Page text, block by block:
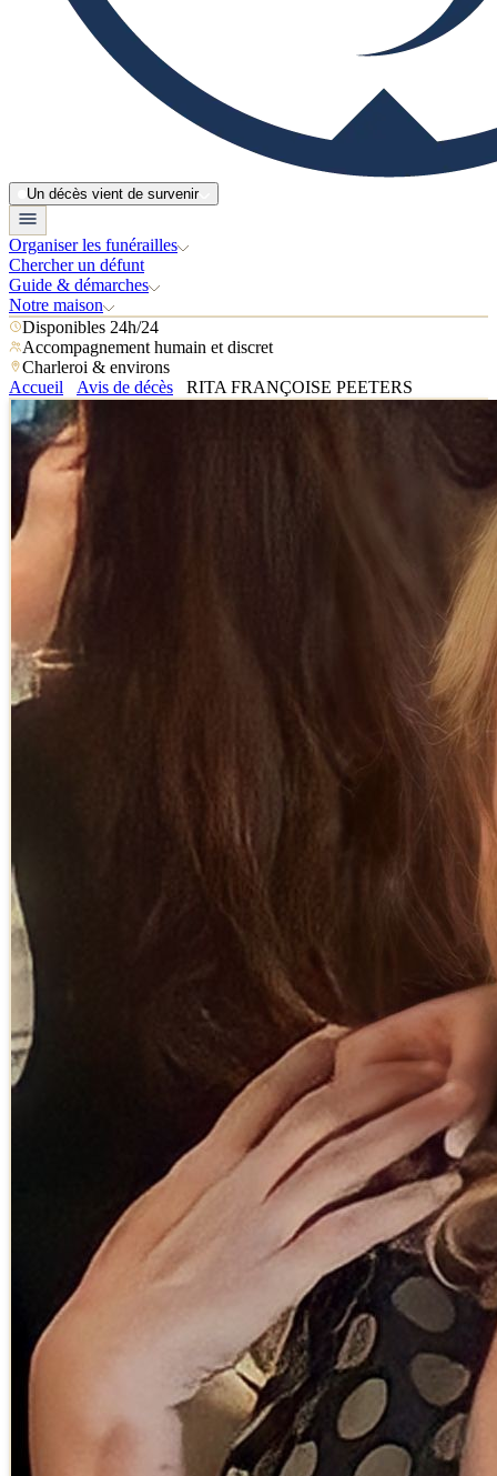
Un décès vient de survenir
Organiser les funérailles
Chercher un défunt
Guide & démarches
Notre maison
Disponibles 24h/24
Accompagnement humain et discret
Charleroi & environs
Accueil
Avis de décès RITA FRANÇOISE PEETERS